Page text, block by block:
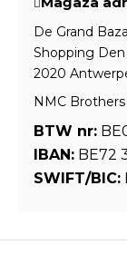
De Grand
Shopping
2020
NMC
BTW nr:
IBAN: BE72
SWIFT/BIC: